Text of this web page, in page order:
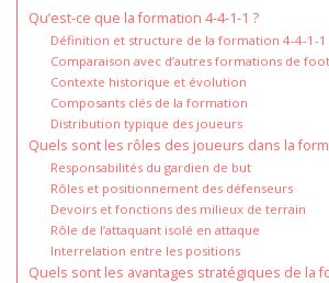
Qu’est-ce que la formation 4-4-1-1 ?
Définition et structure de la formation 4-4-1-1
Comparaison avec d’autres formations de
Contexte historique et évolution
Composants clés de la formation
Distribution typique des joueurs
Quels sont les rôles des joueurs dans la
Responsabilités du gardien de but
Rôles et positionnement des défenseurs
Devoirs et fonctions des milieux de terrain
Rôle de l’attaquant isolé en attaque
Interrelation entre les positions
Quels sont les avantages stratégiques de la